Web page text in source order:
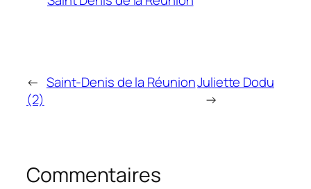
← Saint-Denis de la Réunion
(2)
Juliette Dodu
→
Commentaires